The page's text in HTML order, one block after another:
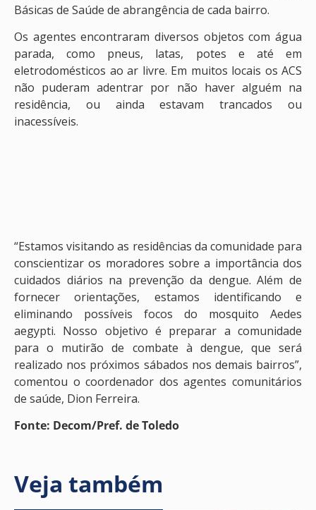
Básicas de Saúde de abrangência de cada bairro.
Os agentes encontraram diversos objetos com água
parada, como pneus, latas, potes e até em
eletrodomésticos ao ar livre. Em muitos locais os ACS
não puderam adentrar por não haver alguém na
residência, ou ainda estavam trancados ou
inacessíveis.
“Estamos visitando as residências da comunidade para
conscientizar os moradores sobre a importância dos
cuidados diários na prevenção da dengue. Além de
fornecer orientações, estamos identificando e
eliminando possíveis focos do mosquito Aedes
aegypti. Nosso objetivo é preparar a comunidade
para o mutirão de combate à dengue, que será
realizado nos próximos sábados nos demais bairros”,
comentou o coordenador dos agentes comunitários
de saúde, Dion Ferreira.
Fonte: Decom/Pref. de Toledo
Veja também